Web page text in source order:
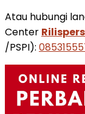
Atau hubungi
Center
/PSPI):